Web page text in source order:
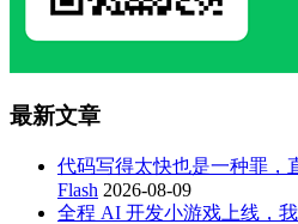
最新文章
代码写得太快也是一种罪，
Flash 2026-08-09
全程 AI 开发小游戏上线，